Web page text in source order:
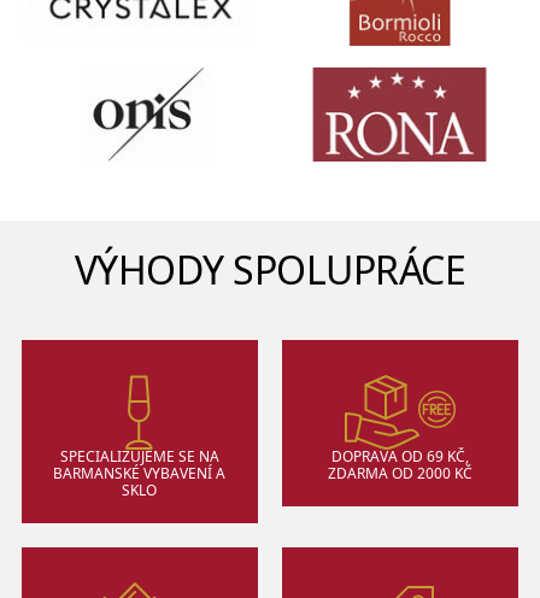
VÝHODY SPOLUPRÁCE
SPECIALIZUJEME SE NA
BARMANSKÉ VYBAVENÍ A
SKLO
DOPRAVA OD 69 KČ,
ZDARMA OD 2000 KČ